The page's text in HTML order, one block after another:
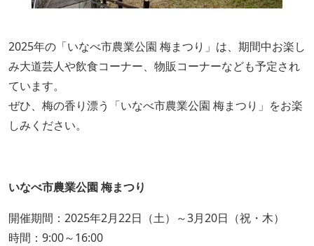
2025年の「いなべ市農業公園 梅まつり」は、期間中お楽し
み大道芸人や飲食コーナー、物販コーナーなども予定され
ています。
ぜひ、梅の香り漂う「いなべ市農業公園 梅まつり」をお楽
しみください。
いなべ市農業公園 梅まつり
開催期間：2025年2月22日（土）～3月20日（祝・木）
時間：9:00～16:00